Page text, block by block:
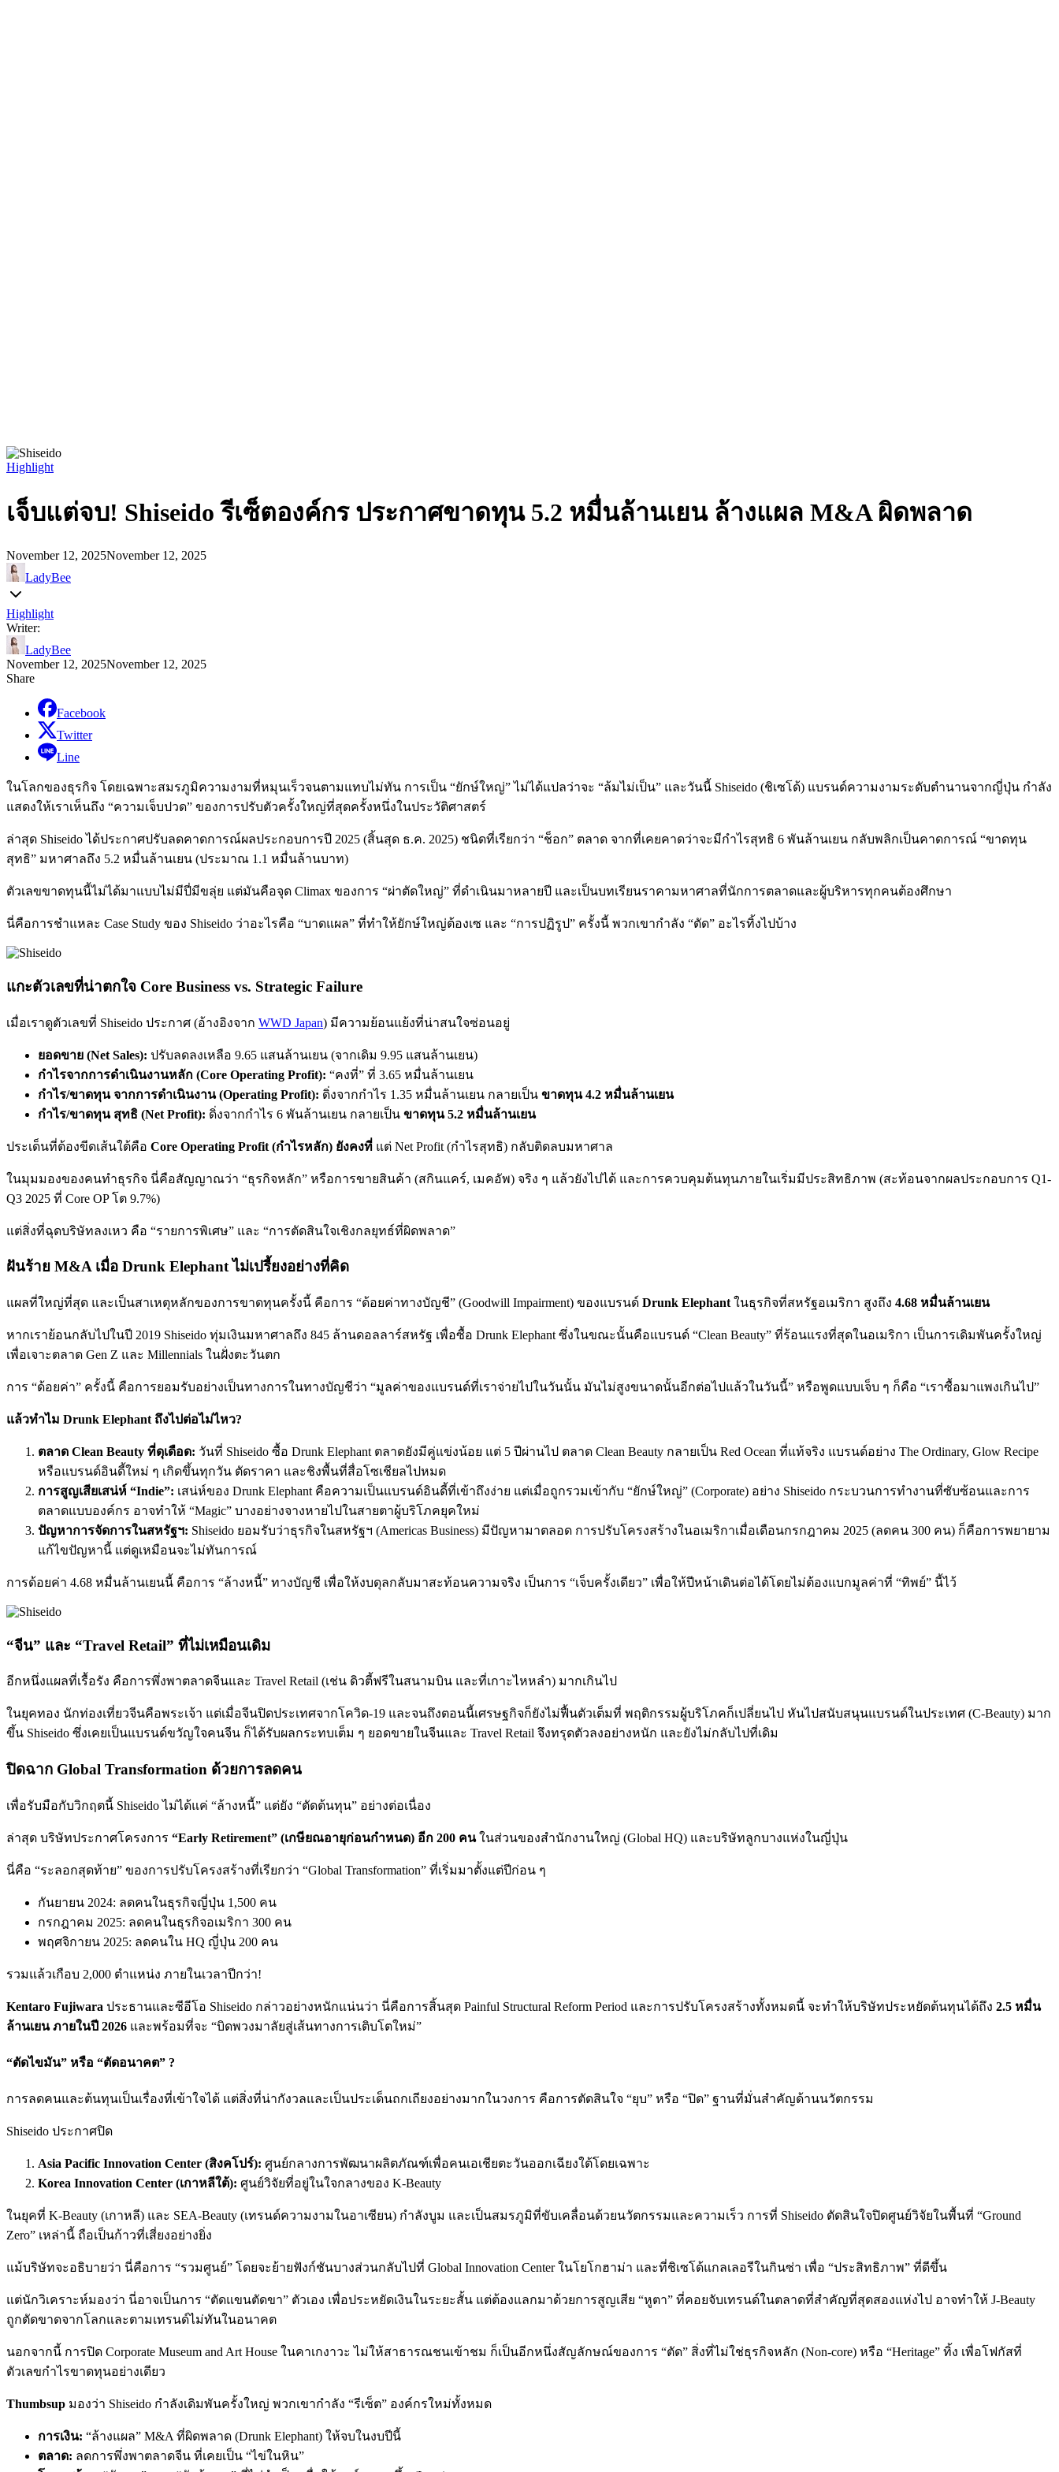
Highlight
เจ็บแต่จบ! Shiseido รีเซ็ตองค์กร ประกาศขาดทุน 5.2 หมื่นล้านเยน ล้างแผล M&A ผิดพลาด
November 12, 2025November 12, 2025
LadyBee
Highlight
Writer:
LadyBee
November 12, 2025November 12, 2025
Share
Facebook
Twitter
Line
ในโลกของธุรกิจ โดยเฉพาะสมรภูมิความงามที่หมุนเร็วจนตามแทบไม่ทัน การเป็น “ยักษ์ใหญ่” ไม่ได้แปลว่าจะ “ล้มไม่เป็น” และวันนี้ Shiseido (ชิเซโด้) แบรนด์ความงามระดับตำนานจากญี่ปุ่น กำลัง
แสดงให้เราเห็นถึง “ความเจ็บปวด” ของการปรับตัวครั้งใหญ่ที่สุดครั้งหนึ่งในประวัติศาสตร์
ล่าสุด Shiseido ได้ประกาศปรับลดคาดการณ์ผลประกอบการปี 2025 (สิ้นสุด ธ.ค. 2025) ชนิดที่เรียกว่า “ช็อก” ตลาด จากที่เคยคาดว่าจะมีกำไรสุทธิ 6 พันล้านเยน กลับพลิกเป็นคาดการณ์ “ขาดทุน
สุทธิ” มหาศาลถึง 5.2 หมื่นล้านเยน (ประมาณ 1.1 หมื่นล้านบาท)
ตัวเลขขาดทุนนี้ไม่ได้มาแบบไม่มีปี่มีขลุ่ย แต่มันคือจุด Climax ของการ “ผ่าตัดใหญ่” ที่ดำเนินมาหลายปี และเป็นบทเรียนราคามหาศาลที่นักการตลาดและผู้บริหารทุกคนต้องศึกษา
นี่คือการชำแหละ Case Study ของ Shiseido ว่าอะไรคือ “บาดแผล” ที่ทำให้ยักษ์ใหญ่ต้องเซ และ “การปฏิรูป” ครั้งนี้ พวกเขากำลัง “ตัด” อะไรทิ้งไปบ้าง
แกะตัวเลขที่น่าตกใจ Core Business vs. Strategic Failure
เมื่อเราดูตัวเลขที่ Shiseido ประกาศ (อ้างอิงจาก WWD Japan) มีความย้อนแย้งที่น่าสนใจซ่อนอยู่
ยอดขาย (Net Sales): ปรับลดลงเหลือ 9.65 แสนล้านเยน (จากเดิม 9.95 แสนล้านเยน)
กำไรจากการดำเนินงานหลัก (Core Operating Profit): “คงที่” ที่ 3.65 หมื่นล้านเยน
กำไร/ขาดทุน จากการดำเนินงาน (Operating Profit): ดิ่งจากกำไร 1.35 หมื่นล้านเยน กลายเป็น ขาดทุน 4.2 หมื่นล้านเยน
กำไร/ขาดทุน สุทธิ (Net Profit): ดิ่งจากกำไร 6 พันล้านเยน กลายเป็น ขาดทุน 5.2 หมื่นล้านเยน
ประเด็นที่ต้องขีดเส้นใต้คือ Core Operating Profit (กำไรหลัก) ยังคงที่ แต่ Net Profit (กำไรสุทธิ) กลับติดลบมหาศาล
ในมุมมองของคนทำธุรกิจ นี่คือสัญญาณว่า “ธุรกิจหลัก” หรือการขายสินค้า (สกินแคร์, เมคอัพ) จริง ๆ แล้วยังไปได้ และการควบคุมต้นทุนภายในเริ่มมีประสิทธิภาพ (สะท้อนจากผลประกอบการ Q1-
Q3 2025 ที่ Core OP โต 9.7%)
แต่สิ่งที่ฉุดบริษัทลงเหว คือ “รายการพิเศษ” และ “การตัดสินใจเชิงกลยุทธ์ที่ผิดพลาด”
ฝันร้าย M&A เมื่อ Drunk Elephant ไม่เปรี้ยงอย่างที่คิด
แผลที่ใหญ่ที่สุด และเป็นสาเหตุหลักของการขาดทุนครั้งนี้ คือการ “ด้อยค่าทางบัญชี” (Goodwill Impairment) ของแบรนด์ Drunk Elephant ในธุรกิจที่สหรัฐอเมริกา สูงถึง 4.68 หมื่นล้านเยน
หากเราย้อนกลับไปในปี 2019 Shiseido ทุ่มเงินมหาศาลถึง 845 ล้านดอลลาร์สหรัฐ เพื่อซื้อ Drunk Elephant ซึ่งในขณะนั้นคือแบรนด์ “Clean Beauty” ที่ร้อนแรงที่สุดในอเมริกา เป็นการเดิมพันครั้งใหญ่
เพื่อเจาะตลาด Gen Z และ Millennials ในฝั่งตะวันตก
การ “ด้อยค่า” ครั้งนี้ คือการยอมรับอย่างเป็นทางการในทางบัญชีว่า “มูลค่าของแบรนด์ที่เราจ่ายไปในวันนั้น มันไม่สูงขนาดนั้นอีกต่อไปแล้วในวันนี้” หรือพูดแบบเจ็บ ๆ ก็คือ “เราซื้อมาแพงเกินไป”
แล้วทำไม Drunk Elephant ถึงไปต่อไม่ไหว?
ตลาด Clean Beauty ที่ดุเดือด: วันที่ Shiseido ซื้อ Drunk Elephant ตลาดยังมีคู่แข่งน้อย แต่ 5 ปีผ่านไป ตลาด Clean Beauty กลายเป็น Red Ocean ที่แท้จริง แบรนด์อย่าง The Ordinary, Glow Recipe
หรือแบรนด์อินดี้ใหม่ ๆ เกิดขึ้นทุกวัน ตัดราคา และชิงพื้นที่สื่อโซเชียลไปหมด
การสูญเสียเสน่ห์ “Indie”: เสน่ห์ของ Drunk Elephant คือความเป็นแบรนด์อินดี้ที่เข้าถึงง่าย แต่เมื่อถูกรวมเข้ากับ “ยักษ์ใหญ่” (Corporate) อย่าง Shiseido กระบวนการทำงานที่ซับซ้อนและการ
ตลาดแบบองค์กร อาจทำให้ “Magic” บางอย่างจางหายไปในสายตาผู้บริโภคยุคใหม่
ปัญหาการจัดการในสหรัฐฯ: Shiseido ยอมรับว่าธุรกิจในสหรัฐฯ (Americas Business) มีปัญหามาตลอด การปรับโครงสร้างในอเมริกาเมื่อเดือนกรกฎาคม 2025 (ลดคน 300 คน) ก็คือการพยายาม
แก้ไขปัญหานี้ แต่ดูเหมือนจะไม่ทันการณ์
การด้อยค่า 4.68 หมื่นล้านเยนนี้ คือการ “ล้างหนี้” ทางบัญชี เพื่อให้งบดุลกลับมาสะท้อนความจริง เป็นการ “เจ็บครั้งเดียว” เพื่อให้ปีหน้าเดินต่อได้โดยไม่ต้องแบกมูลค่าที่ “ทิพย์” นี้ไว้
“จีน” และ “Travel Retail” ที่ไม่เหมือนเดิม
อีกหนึ่งแผลที่เรื้อรัง คือการพึ่งพาตลาดจีนและ Travel Retail (เช่น ดิวตี้ฟรีในสนามบิน และที่เกาะไหหลำ) มากเกินไป
ในยุคทอง นักท่องเที่ยวจีนคือพระเจ้า แต่เมื่อจีนปิดประเทศจากโควิด-19 และจนถึงตอนนี้เศรษฐกิจก็ยังไม่ฟื้นตัวเต็มที่ พฤติกรรมผู้บริโภคก็เปลี่ยนไป หันไปสนับสนุนแบรนด์ในประเทศ (C-Beauty) มาก
ขึ้น Shiseido ซึ่งเคยเป็นแบรนด์ขวัญใจคนจีน ก็ได้รับผลกระทบเต็ม ๆ ยอดขายในจีนและ Travel Retail จึงทรุดตัวลงอย่างหนัก และยังไม่กลับไปที่เดิม
ปิดฉาก Global Transformation ด้วยการลดคน
เพื่อรับมือกับวิกฤตนี้ Shiseido ไม่ได้แค่ “ล้างหนี้” แต่ยัง “ตัดต้นทุน” อย่างต่อเนื่อง
ล่าสุด บริษัทประกาศโครงการ “Early Retirement” (เกษียณอายุก่อนกำหนด) อีก 200 คนในส่วนของสำนักงานใหญ่ (Global HQ) และบริษัทลูกบางแห่งในญี่ปุ่น
นี่คือ “ระลอกสุดท้าย” ของการปรับโครงสร้างที่เรียกว่า “Global Transformation” ที่เริ่มมาตั้งแต่ปีก่อน ๆ
กันยายน 2024: ลดคนในธุรกิจญี่ปุ่น 1,500 คน
กรกฎาคม 2025: ลดคนในธุรกิจอเมริกา 300 คน
พฤศจิกายน 2025: ลดคนใน HQ ญี่ปุ่น 200 คน
รวมแล้วเกือบ 2,000 ตำแหน่ง ภายในเวลาปีกว่า!
Kentaro Fujiwara ประธานและซีอีโอ Shiseido กล่าวอย่างหนักแน่นว่า นี่คือการสิ้นสุด Painful Structural Reform Period และการปรับโครงสร้างทั้งหมดนี้ จะทำให้บริษัทประหยัดต้นทุนได้ถึง 2.5 หมื่น
ล้านเยน ภายในปี 2026 และพร้อมที่จะ “บิดพวงมาลัยสู่เส้นทางการเติบโตใหม่”
“ตัดไขมัน” หรือ “ตัดอนาคต” ?
การลดคนและต้นทุนเป็นเรื่องที่เข้าใจได้ แต่สิ่งที่น่ากังวลและเป็นประเด็นถกเถียงอย่างมากในวงการ คือการตัดสินใจ “ยุบ” หรือ “ปิด” ฐานที่มั่นสำคัญด้านนวัตกรรม
Shiseido ประกาศปิด
Asia Pacific Innovation Center (สิงคโปร์): ศูนย์กลางการพัฒนาผลิตภัณฑ์เพื่อคนเอเชียตะวันออกเฉียงใต้โดยเฉพาะ
Korea Innovation Center (เกาหลีใต้): ศูนย์วิจัยที่อยู่ในใจกลางของ K-Beauty
ในยุคที่ K-Beauty (เกาหลี) และ SEA-Beauty (เทรนด์ความงามในอาเซียน) กำลังบูม และเป็นสมรภูมิที่ขับเคลื่อนด้วยนวัตกรรมและความเร็ว การที่ Shiseido ตัดสินใจปิดศูนย์วิจัยในพื้นที่ “Ground
Zero” เหล่านี้ ถือเป็นก้าวที่เสี่ยงอย่างยิ่ง
แม้บริษัทจะอธิบายว่า นี่คือการ “รวมศูนย์” โดยจะย้ายฟังก์ชันบางส่วนกลับไปที่ Global Innovation Center ในโยโกฮาม่า และที่ชิเซโด้แกลเลอรีในกินซ่า เพื่อ “ประสิทธิภาพ” ที่ดีขึ้น
แต่นักวิเคราะห์มองว่า นี่อาจเป็นการ “ตัดแขนตัดขา” ตัวเอง เพื่อประหยัดเงินในระยะสั้น แต่ต้องแลกมาด้วยการสูญเสีย “หูตา” ที่คอยจับเทรนด์ในตลาดที่สำคัญที่สุดสองแห่งไป อาจทำให้ J-Beauty
ถูกตัดขาดจากโลกและตามเทรนด์ไม่ทันในอนาคต
นอกจากนี้ การปิด Corporate Museum and Art House ในคาเกงาวะ ไม่ให้สาธารณชนเข้าชม ก็เป็นอีกหนึ่งสัญลักษณ์ของการ “ตัด” สิ่งที่ไม่ใช่ธุรกิจหลัก (Non-core) หรือ “Heritage” ทิ้ง เพื่อโฟกัสที่
ตัวเลขกำไรขาดทุนอย่างเดียว
Thumbsup มองว่า Shiseido กำลังเดิมพันครั้งใหญ่ พวกเขากำลัง “รีเซ็ต” องค์กรใหม่ทั้งหมด
การเงิน: “ล้างแผล” M&A ที่ผิดพลาด (Drunk Elephant) ให้จบในงบปีนี้
ตลาด: ลดการพึ่งพาตลาดจีน ที่เคยเป็น “ไข่ในหิน”